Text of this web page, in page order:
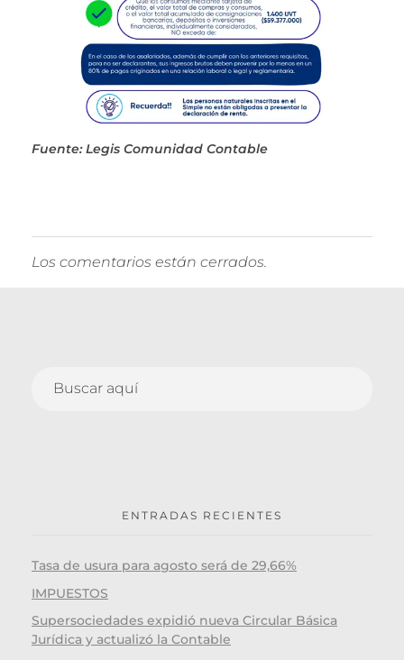
Fuente: Legis Comunidad Contable
Los comentarios están cerrados.
ENTRADAS RECIENTES
Tasa de usura para agosto será de 29,66%
IMPUESTOS
Supersociedades expidió nueva Circular Básica
Jurídica y actualizó la Contable